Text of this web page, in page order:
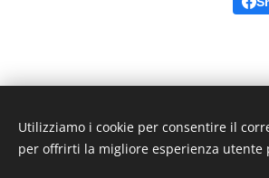
Utilizziamo i cookie per consentire il
per offrirti la migliore esperienza utente